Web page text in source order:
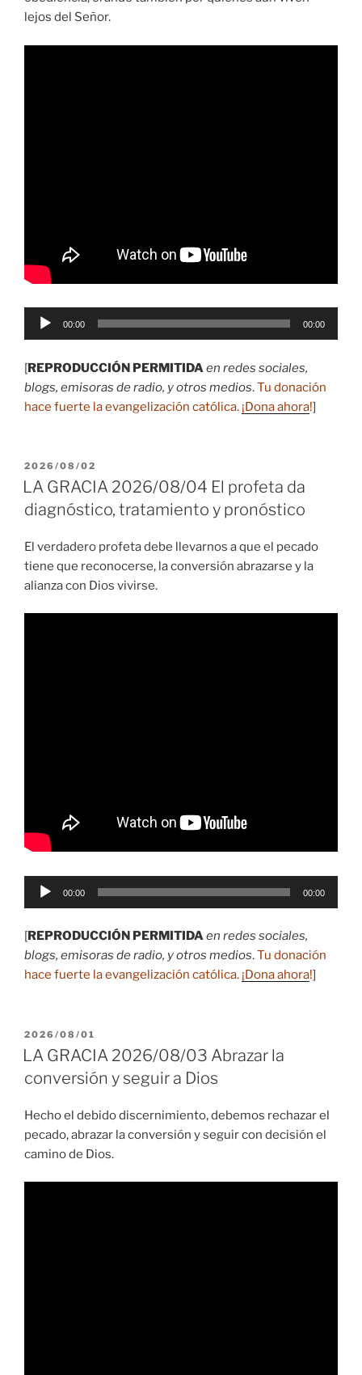
lejos del Señor.
Reproductor
00:00 00:00
[REPRODUCCIÓN PERMITIDA en redes sociales,
blogs, emisoras de radio, y otros medios.Tu donación
hace fuerte la evangelización católica. ¡Dona ahora!]
PUBLICADO
EL
2026/08/02
LA GRACIA 2026/08/04 El profeta da
diagnóstico, tratamiento y pronóstico
El verdadero profeta debe llevarnos a que el pecado
tiene que reconocerse, la conversión abrazarse y la
alianza con Dios vivirse.
Reproductor
00:00 00:00
[REPRODUCCIÓN PERMITIDAen redes sociales,
blogs, emisoras de radio, y otros medios.Tu donación
hace fuerte la evangelización católica. ¡Dona ahora!]
PUBLICADO
EL
2026/08/01
LA GRACIA 2026/08/03 Abrazar la
conversión y seguir a Dios
Hecho el debido discernimiento, debemos rechazar el
pecado, abrazar la conversión y seguir con decisión el
camino de Dios.